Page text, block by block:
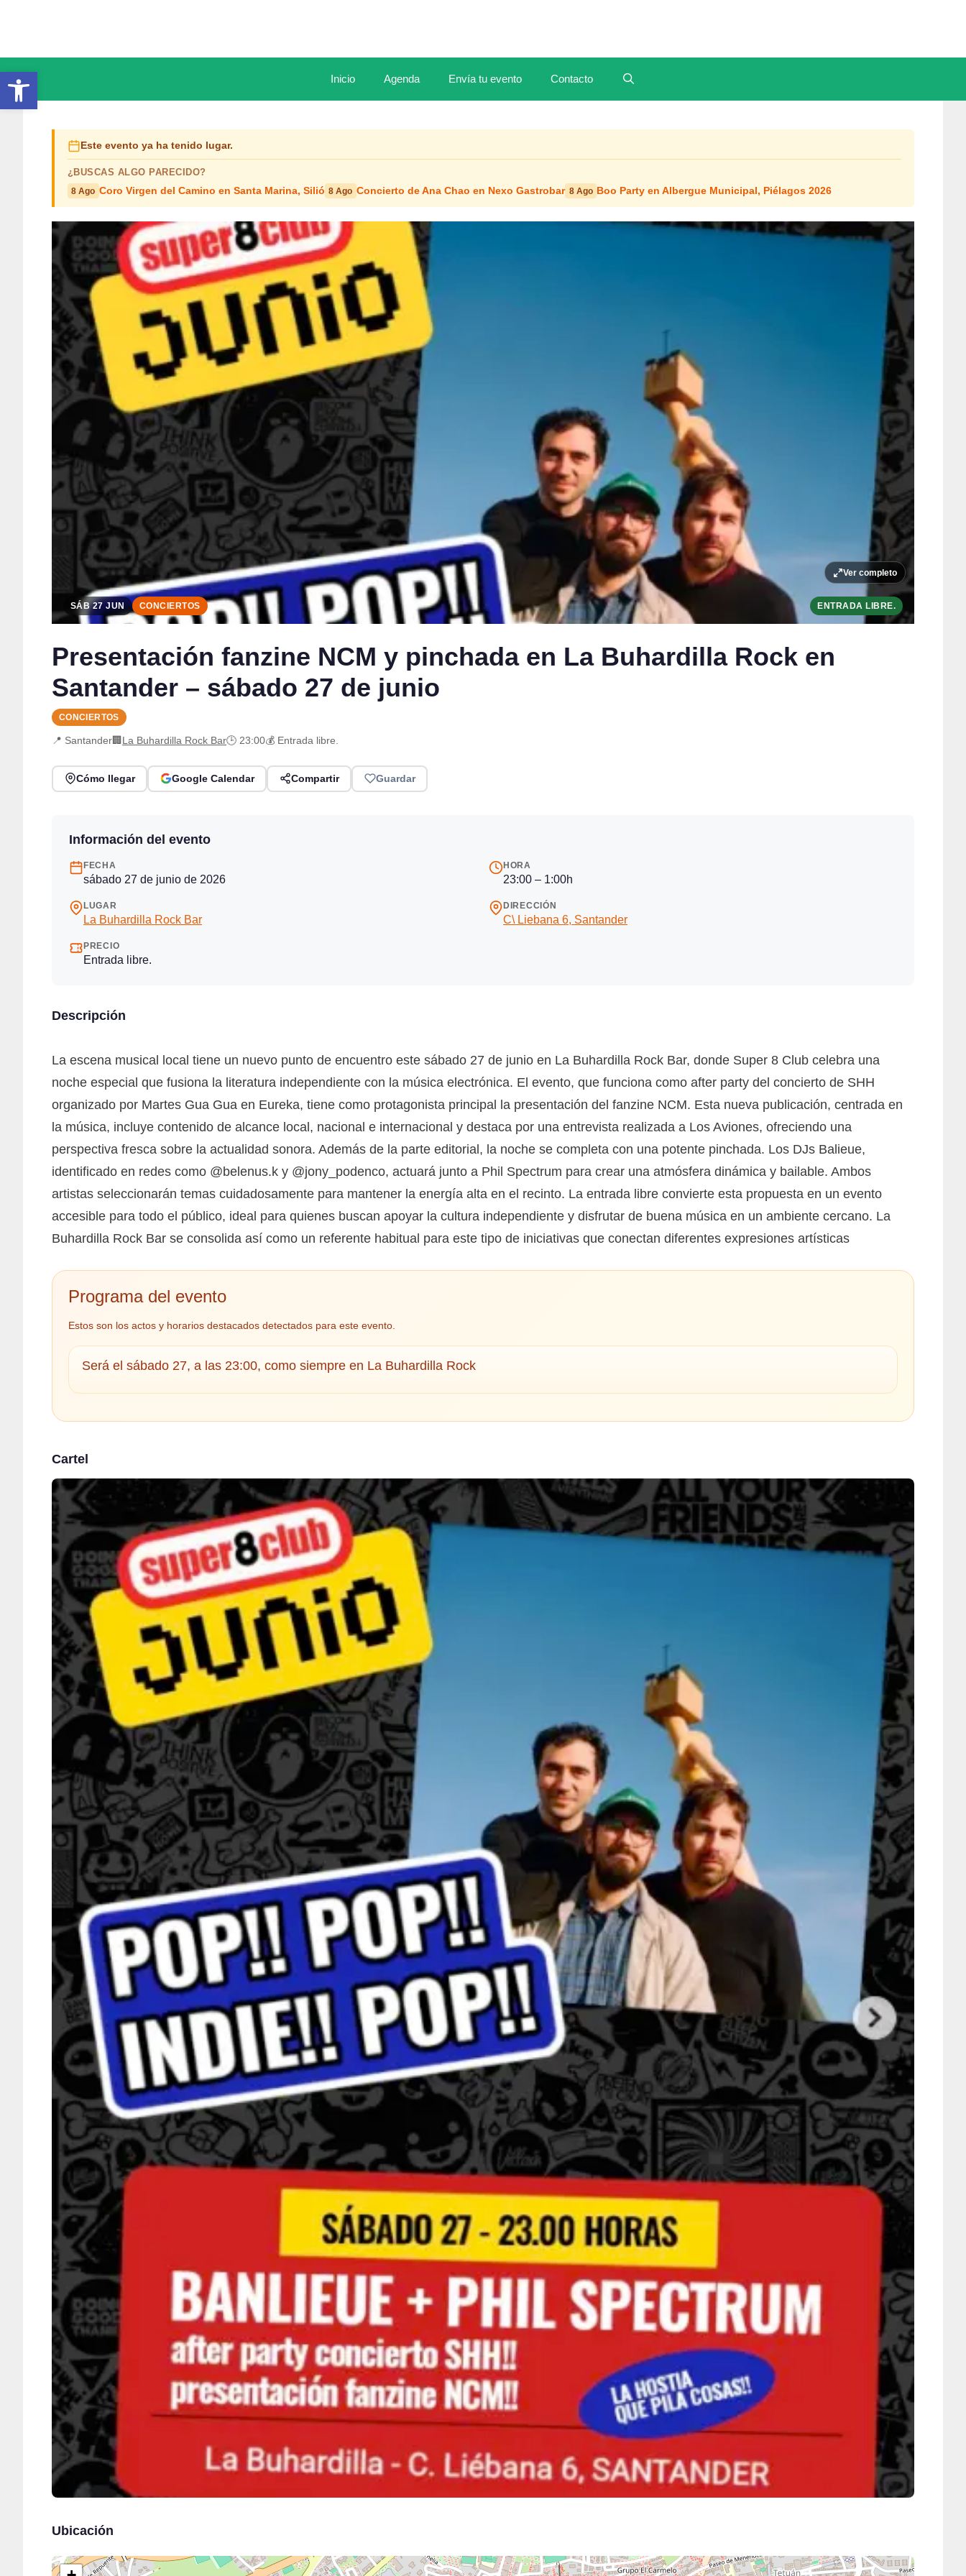
Abrir barra de herramientas Inicio Agenda Envía tu evento Contacto
Este evento ya ha tenido lugar.
¿BUSCAS ALGO PARECIDO?
8 Ago Coro Virgen del Camino en Santa Marina, Silió 8 Ago Concierto de Ana Chao en Nexo Gastrobar 8 Ago Boo Party en Albergue Municipal, Piélagos 2026
Ver completo
SÁB 27 JUN CONCIERTOS ENTRADA LIBRE.
Presentación fanzine NCM y pinchada en La Buhardilla Rock en
Santander – sábado 27 de junio
CONCIERTOS
📍 Santander🏢 La Buhardilla Rock Bar🕒 23:00💰 Entrada libre.
Cómo llegar Google Calendar Compartir Guardar
Información del evento
FECHA
sábado 27 de junio de 2026
HORA
23:00 – 1:00h
LUGAR
La Buhardilla Rock Bar
DIRECCIÓN
C\ Liebana 6, Santander
PRECIO
Entrada libre.
Descripción
La escena musical local tiene un nuevo punto de encuentro este sábado 27 de junio en La Buhardilla Rock Bar, donde Super 8 Club celebra una
noche especial que fusiona la literatura independiente con la música electrónica. El evento, que funciona como after party del concierto de SHH
organizado por Martes Gua Gua en Eureka, tiene como protagonista principal la presentación del fanzine NCM. Esta nueva publicación, centrada en
la música, incluye contenido de alcance local, nacional e internacional y destaca por una entrevista realizada a Los Aviones, ofreciendo una
perspectiva fresca sobre la actualidad sonora. Además de la parte editorial, la noche se completa con una potente pinchada. Los DJs Balieue,
identificado en redes como @belenus.k y @jony_podenco, actuará junto a Phil Spectrum para crear una atmósfera dinámica y bailable. Ambos
artistas seleccionarán temas cuidadosamente para mantener la energía alta en el recinto. La entrada libre convierte esta propuesta en un evento
accesible para todo el público, ideal para quienes buscan apoyar la cultura independiente y disfrutar de buena música en un ambiente cercano. La
Buhardilla Rock Bar se consolida así como un referente habitual para este tipo de iniciativas que conectan diferentes expresiones artísticas
Programa del evento
Estos son los actos y horarios destacados detectados para este evento.
Será el sábado 27, a las 23:00, como siempre en La Buhardilla Rock
Cartel
Ubicación